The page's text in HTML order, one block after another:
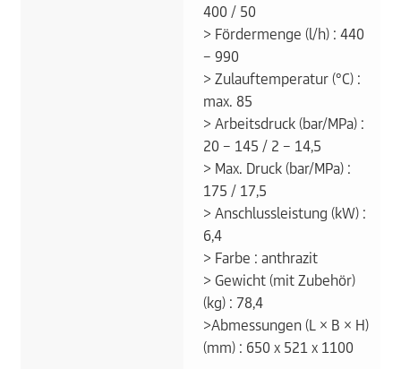
400 / 50
> Fördermenge (l/h) : 440
– 990
> Zulauftemperatur (°C) :
max. 85
> Arbeitsdruck (bar/MPa) :
20 – 145 / 2 – 14,5
> Max. Druck (bar/MPa) :
175 / 17,5
> Anschlussleistung (kW) :
6,4
> Farbe : anthrazit
> Gewicht (mit Zubehör)
(kg) : 78,4
>Abmessungen (L × B × H)
(mm) : 650 x 521 x 1100